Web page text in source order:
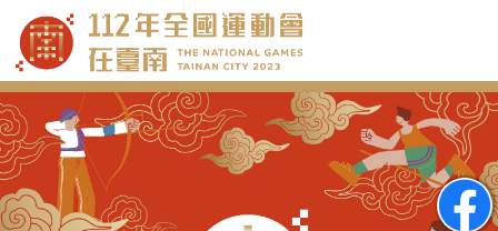
要
內
容